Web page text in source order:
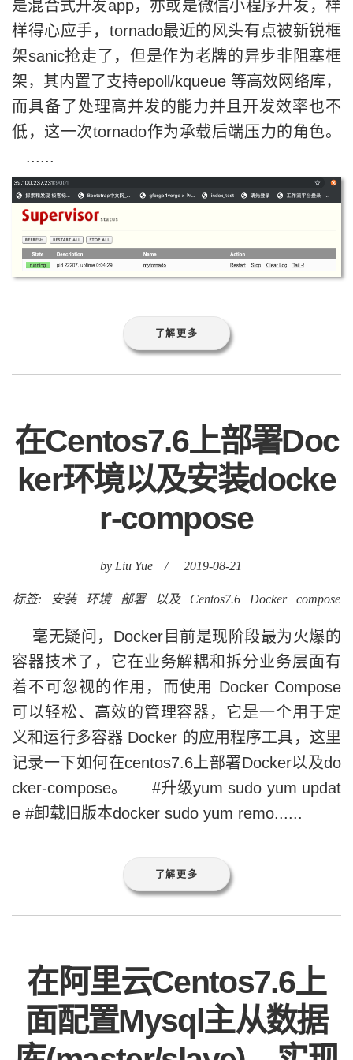
是混合式开发app，亦或是微信小程序开发，样
样得心应手，tornado最近的风头有点被新锐框
架sanic抢走了，但是作为老牌的异步非阻塞框
架，其内置了支持epoll/kqueue 等高效网络库，
而具备了处理高并发的能力并且开发效率也不
低，这一次tornado作为承载后端压力的角色。
......
了解更多
在Centos7.6上部署Doc
ker环境以及安装docke
r-compose
by Liu Yue / 2019-08-21
标签: 安装 环境 部署 以及 Centos7.6 Docker compose
毫无疑问，Docker目前是现阶段最为火爆的
容器技术了，它在业务解耦和拆分业务层面有
着不可忽视的作用，而使用 Docker Compose
可以轻松、高效的管理容器，它是一个用于定
义和运行多容器 Docker 的应用程序工具，这里
记录一下如何在centos7.6上部署Docker以及do
cker-compose。 #升级yum sudo yum updat
e #卸载旧版本docker sudo yum remo......
了解更多
在阿里云Centos7.6上
面配置Mysql主从数据